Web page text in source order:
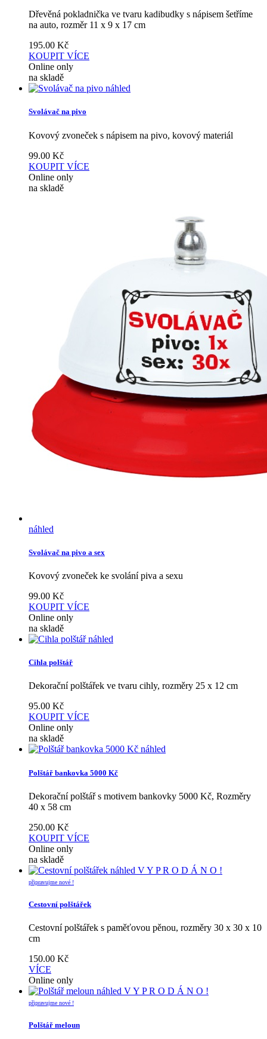
Dřevěná pokladnička ve tvaru kadibudky s nápisem šetříme
na auto, rozměr 11 x 9 x 17 cm
195.00 Kč
KOUPIT VÍCE
Online only
na skladě
náhled
Svolávač na pivo
Kovový zvoneček s nápisem na pivo, kovový materiál
99.00 Kč
KOUPIT VÍCE
Online only
na skladě
náhled
Svolávač na pivo a sex
Kovový zvoneček ke svolání piva a sexu
99.00 Kč
KOUPIT VÍCE
Online only
na skladě
náhled
Cihla polštář
Dekorační polštářek ve tvaru cihly, rozměry 25 x 12 cm
95.00 Kč
KOUPIT VÍCE
Online only
na skladě
náhled
Polštář bankovka 5000 Kč
Dekorační polštář s motivem bankovky 5000 Kč, Rozměry
40 x 58 cm
250.00 Kč
KOUPIT VÍCE
Online only
na skladě
náhled V Y P R O D Á N O !
připravujme nové !
Cestovní polštářek
Cestovní polštářek s paměťovou pěnou, rozměry 30 x 30 x 10
cm
150.00 Kč
VÍCE
Online only
náhled V Y P R O D Á N O !
připravujme nové !
Polštář meloun